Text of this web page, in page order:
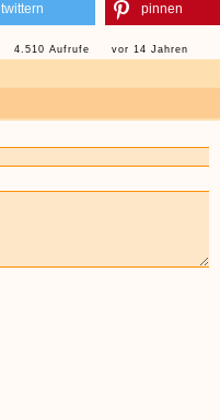
twittern pinnen
4.510 Aufrufe vor 14 Jahren